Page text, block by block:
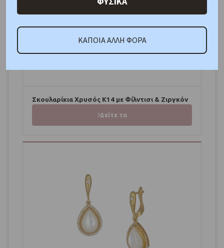
Σκουλαρίκια Χρυσός Κ14 με Φίλντισι & Ζιργκόν
Δείτε τα
ΚΑΠΟΙΑ ΑΛΛΗ ΦΟΡΑ